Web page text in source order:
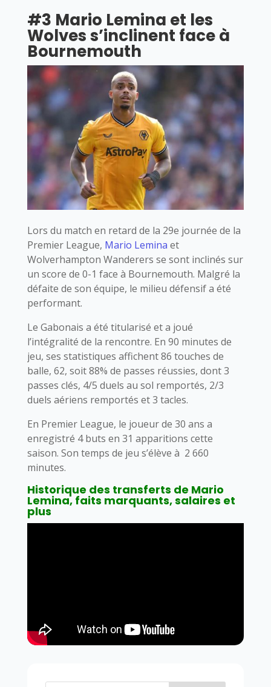
#3 Mario Lemina et les
Wolves s’inclinent face à
Bournemouth
Lors du match en retard de la 29e journée de la
Premier League, Mario Lemina et
Wolverhampton Wanderers se sont inclinés sur
un score de 0-1 face à Bournemouth. Malgré la
défaite de son équipe, le milieu défensif a été
performant.
Le Gabonais a été titularisé et a joué
l’intégralité de la rencontre. En 90 minutes de
jeu, ses statistiques affichent 86 touches de
balle, 62, soit 88% de passes réussies, dont 3
passes clés, 4/5 duels au sol remportés, 2/3
duels aériens remportés et 3 tacles.
En Premier League, le joueur de 30 ans a
enregistré 4 buts en 31 apparitions cette
saison. Son temps de jeu s’élève à 2 660
minutes.
Historique des transferts de Mario
Lemina, faits marquants, salaires et
plus